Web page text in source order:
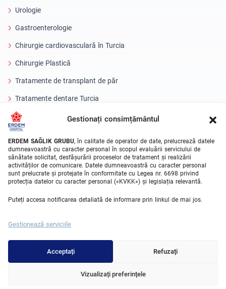
Gestionați consimțământul
ERDEM SAĞLIK GRUBU, în calitate de operator de date, prelucrează datele
dumneavoastră cu caracter personal în scopul evaluării serviciului de
sănătate solicitat, desfășurării proceselor de tratament și realizării
activităților de comunicare. Datele dumneavoastră cu caracter personal
sunt prelucrate și protejate în conformitate cu Legea nr. 6698 privind
protecția datelor cu caracter personal («KVKK») și legislația relevantă.
Puteți accesa notificarea detaliată de informare prin linkul de mai jos.
Gestionează serviciile
Acceptați Refuzați
Vizualizați preferințele
Urologie
Gastroenterologie
Chirurgie cardiovasculară în Turcia
Chirurgie Plastică
Tratamente de transplant de păr
Tratamente dentare Turcia
Ochi cu laser
About Erdem
Despre noi
Unitati Medicale
Echipa medicala